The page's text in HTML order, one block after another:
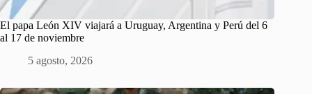
El papa León XIV viajará a Uruguay, Argentina y Perú del 6
al 17 de noviembre
5 agosto, 2026